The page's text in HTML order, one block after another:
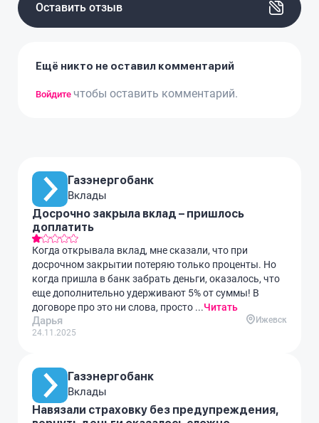
Оставить отзыв
Ещё никто не оставил комментарий
Войдите чтобы оставить комментарий.
Газэнергобанк
Вклады
Досрочно закрыла вклад – пришлось
доплатить
Когда открывала вклад, мне сказали, что при
досрочном закрытии потеряю только проценты. Но
когда пришла в банк забрать деньги, оказалось, что
еще дополнительно удерживают 5% от суммы! В
договоре про это ни слова, просто ...Читать
Дарья
24.11.2025
Ижевск
Газэнергобанк
Вклады
Навязали страховку без предупреждения,